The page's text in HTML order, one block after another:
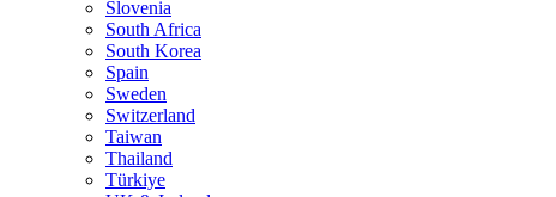
Slovenia
South Africa
South Korea
Spain
Sweden
Switzerland
Taiwan
Thailand
Türkiye